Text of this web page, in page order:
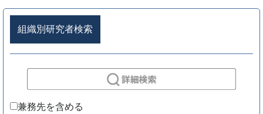
組織別研究者検索
兼務先を含める